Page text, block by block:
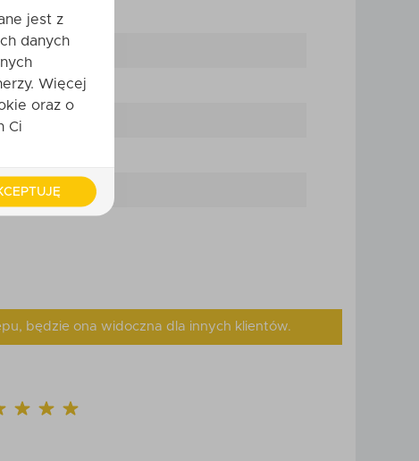
będzie ona widoczna dla innych klientów.
jest z
danych
Więcej
oraz o
Ci